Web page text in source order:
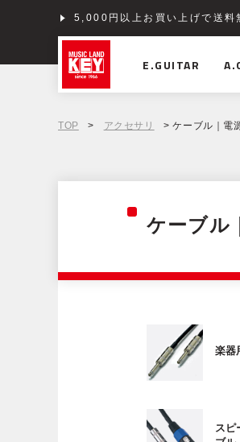
5,000円以上お買い上げで送料
ショッピングクレジット分割
E.GUITAR
TOP > アクセサリ > ケーブル｜電
ケーブル
楽器
スピ